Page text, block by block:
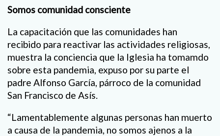
Somos comunidad consciente
La capacitación que las comunidades han
recibido para reactivar las actividades religiosas,
muestra la conciencia que la Iglesia ha tomamdo
sobre esta pandemia, expuso por su parte el
padre Alfonso García, párroco de la comunidad
San Francisco de Asís.
“Lamentablemente algunas personas han muerto
a causa de la pandemia, no somos ajenos a la